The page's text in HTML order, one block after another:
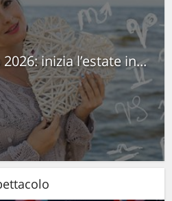
inizia l’estate in...